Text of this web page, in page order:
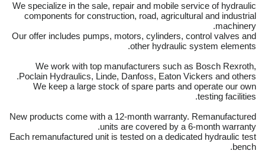
We specialize in the sale, repair and mobile service of hydraulic
components for construction, road, agricultural and industrial
machinery.
Our offer includes pumps, motors, cylinders, control valves and
other hydraulic system elements.
We work with top manufacturers such as Bosch Rexroth,
Poclain Hydraulics, Linde, Danfoss, Eaton Vickers and others.
We keep a large stock of spare parts and operate our own
testing facilities.
New products come with a 12-month warranty. Remanufactured
units are covered by a 6-month warranty.
Each remanufactured unit is tested on a dedicated hydraulic test
bench.